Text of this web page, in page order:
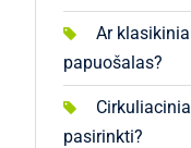
Ar
papuošalas?
pasirinkti?